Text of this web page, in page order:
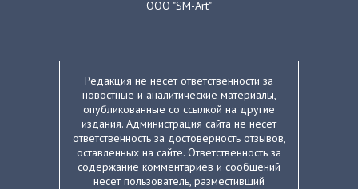
ООО "SM-Art"
Редакция не несет ответственности за
новостные и аналитические материалы,
опубликованные со ссылкой на другие
издания. Администрация сайта не несет
ответственность за достоверность отзывов,
оставленных на сайте. Ответственность за
содержание комментариев и сообщений
несет пользователь, разместивший